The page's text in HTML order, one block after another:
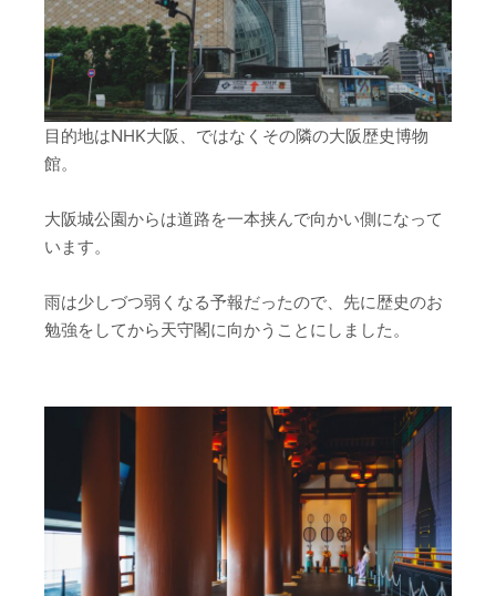
目的地はNHK大阪、ではなくその隣の大阪歴史博物
館。
大阪城公園からは道路を一本挟んで向かい側になって
います。
雨は少しづつ弱くなる予報だったので、先に歴史のお
勉強をしてから天守閣に向かうことにしました。